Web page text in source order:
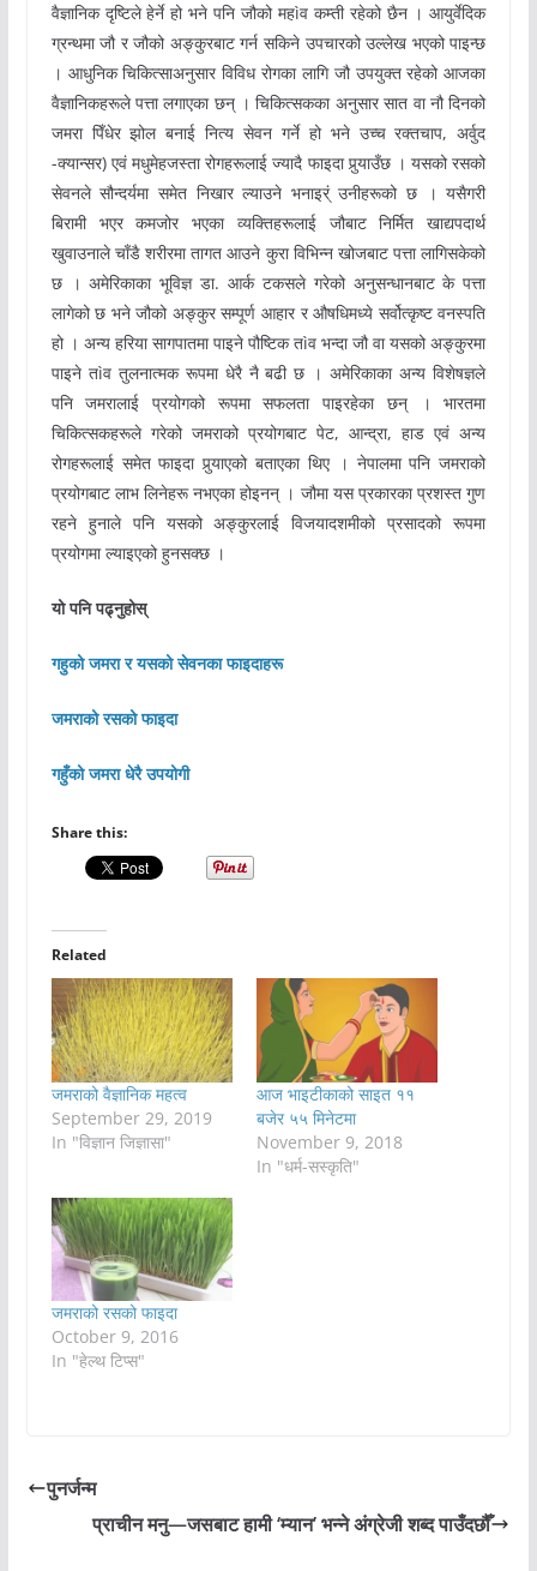
वैज्ञानिक दृष्टिले हेर्ने हो भने पनि जौको महìव कम्ती रहेको छैन । आयुर्वेदिक
ग्रन्थमा जौ र जौको अङ्कुरबाट गर्न सकिने उपचारको उल्लेख भएको पाइन्छ
। आधुनिक चिकित्साअनुसार विविध रोगका लागि जौ उपयुक्त रहेको आजका
वैज्ञानिकहरूले पत्ता लगाएका छन् । चिकित्सकका अनुसार सात वा नौ दिनको
जमरा पिँधेर झोल बनाई नित्य सेवन गर्ने हो भने उच्च रक्तचाप, अर्वुद
-क्यान्सर) एवं मधुमेहजस्ता रोगहरूलाई ज्यादै फाइदा पुर्‍याउँछ । यसको रसको
सेवनले सौन्दर्यमा समेत निखार ल्याउने भनाइर्ं उनीहरूको छ । यसैगरी
बिरामी भएर कमजोर भएका व्यक्तिहरूलाई जौबाट निर्मित खाद्यपदार्थ
खुवाउनाले चाँडै शरीरमा तागत आउने कुरा विभिन्न खोजबाट पत्ता लागिसकेको
छ । अमेरिकाका भूविज्ञ डा. आर्क टकसले गरेको अनुसन्धानबाट के पत्ता
लागेको छ भने जौको अङ्कुर सम्पूर्ण आहार र औषधिमध्ये सर्वोत्कृष्ट वनस्पति
हो । अन्य हरिया सागपातमा पाइने पौष्टिक तìव भन्दा जौ वा यसको अङ्कुरमा
पाइने तìव तुलनात्मक रूपमा धेरै नै बढी छ । अमेरिकाका अन्य विशेषज्ञले
पनि जमरालाई प्रयोगको रूपमा सफलता पाइरहेका छन् । भारतमा
चिकित्सकहरूले गरेको जमराको प्रयोगबाट पेट, आन्द्रा, हाड एवं अन्य
रोगहरूलाई समेत फाइदा पुर्‍याएको बताएका थिए । नेपालमा पनि जमराको
प्रयोगबाट लाभ लिनेहरू नभएका होइनन् । जौमा यस प्रकारका प्रशस्त गुण
रहने हुनाले पनि यसको अङ्कुरलाई विजयादशमीको प्रसादको रूपमा
प्रयोगमा ल्याइएको हुनसक्छ ।
यो पनि पढ्नुहोस्
गहुको जमरा र यसको सेवनका फाइदाहरू
जमराको रसको फाइदा
गहुँको जमरा धेरै उपयोगी
Share this:
Related
जमराको वैज्ञानिक महत्व
September 29, 2019
In "विज्ञान जिज्ञासा"
आज भाइटीकाको साइत ११
बजेर ५५ मिनेटमा
November 9, 2018
In "धर्म-सस्कृति"
जमराको रसको फाइदा
October 9, 2016
In "हेल्थ टिप्स"
पुनर्जन्म
प्राचीन मनु—जसबाट हामी ‘म्यान’ भन्ने अंग्रेजी शब्द पाउँदछौँ